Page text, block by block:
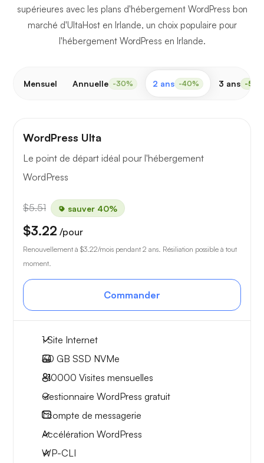
supérieures avec les plans d'hébergement WordPress bon
marché d'UltaHost en Irlande, un choix populaire pour
l'hébergement WordPress en Irlande.
Mensuel Annuelle -30% 2 ans -40% 3 ans -
WordPress Ulta
Le point de départ idéal pour l'hébergement
WordPress
$5.51 sauver 40%
$3.22 /pour
Renouvellement à $3.22/mois pendant 2 ans. Résiliation possible à tout
moment.
Commander
1 Site Internet
30 GB SSD NVMe
~10000 Visites mensuelles
Gestionnaire WordPress gratuit
1compte de messagerie
Accélération WordPress
WP-CLI